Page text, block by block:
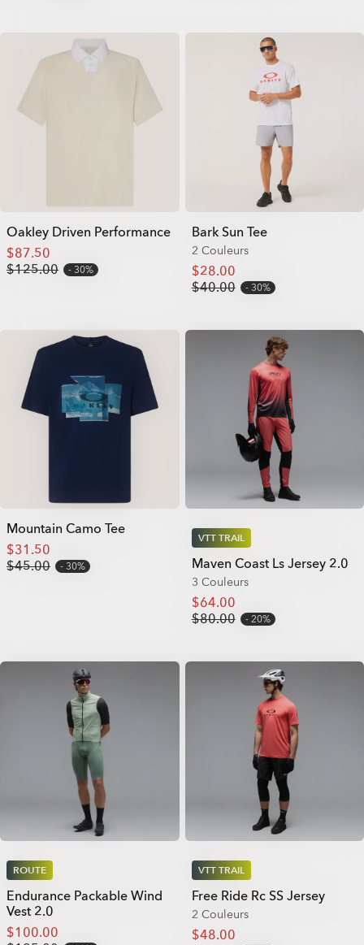
Oakley Driven Performance
$87.50
$125.00
30%
Bark Sun Tee
2 Couleurs
$28.00
$40.00
30%
Mountain Camo Tee
$31.50
$45.00
30%
VTT TRAIL
Maven Coast Ls Jersey 2.0
3 Couleurs
$64.00
$80.00
20%
ROUTE
Endurance Packable Wind
Vest 2.0
$100.00
VTT TRAIL
Free Ride Rc SS Jersey
2 Couleurs
$48.00